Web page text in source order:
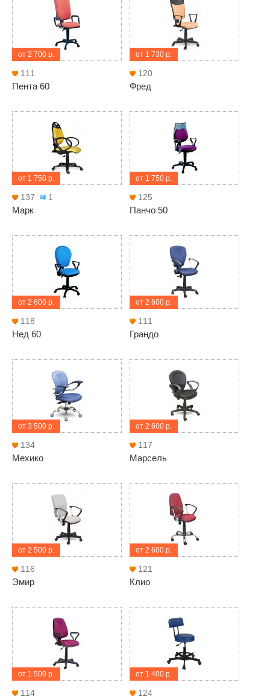
от 2 700 р.
111
Пента 60
от 1 730 р.
120
Фред
от 1 750 р.
137 1
Марк
от 1 750 р.
125
Панчо 50
от 2 600 р.
118
Нед 60
от 2 600 р.
111
Грандо
от 3 500 р.
134
Мехико
от 2 600 р.
117
Марсель
от 2 500 р.
116
Эмир
от 2 600 р.
121
Клио
от 1 500 р.
114
от 1 400 р.
124